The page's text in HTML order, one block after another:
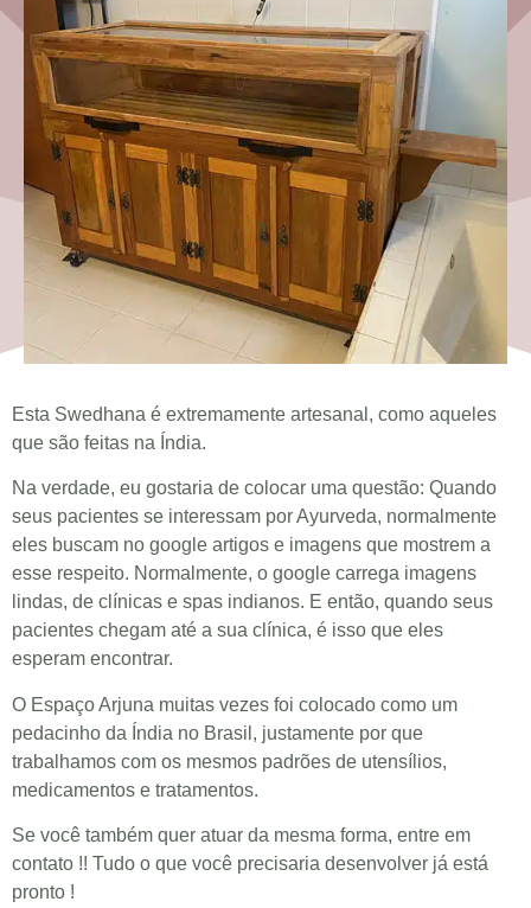
Esta Swedhana é extremamente artesanal, como aqueles
que são feitas na Índia.
Na verdade, eu gostaria de colocar uma questão: Quando
seus pacientes se interessam por Ayurveda, normalmente
eles buscam no google artigos e imagens que mostrem a
esse respeito. Normalmente, o google carrega imagens
lindas, de clínicas e spas indianos. E então, quando seus
pacientes chegam até a sua clínica, é isso que eles
esperam encontrar.
O Espaço Arjuna muitas vezes foi colocado como um
pedacinho da Índia no Brasil, justamente por que
trabalhamos com os mesmos padrões de utensílios,
medicamentos e tratamentos.
Se você também quer atuar da mesma forma, entre em
contato !! Tudo o que você precisaria desenvolver já está
pronto !